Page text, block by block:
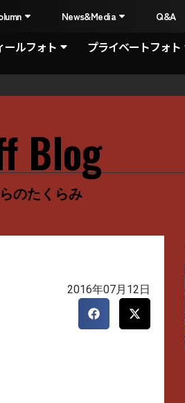
News&Media Q&A
ールフォト プライベートフォト
Blog
のたくらみ
2016年07月12日